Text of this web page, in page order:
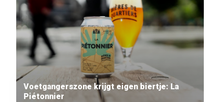
Voetgangerszone krijgt eigen biertje: La
Piétonnier